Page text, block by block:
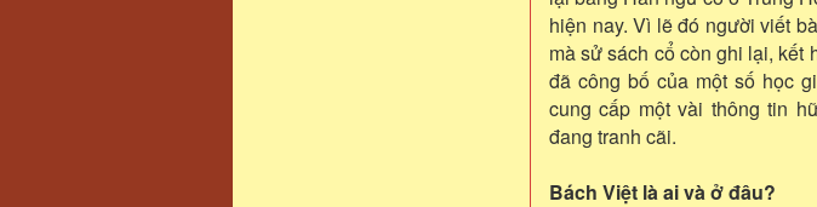
hiện nay. Vì lẽ đó người viết
mà sử sách cổ còn ghi lại, kết
đã công bố của một số học
cung cấp một vài thông tin
đang tranh cãi.
Bách Việt là ai và ở đâu?